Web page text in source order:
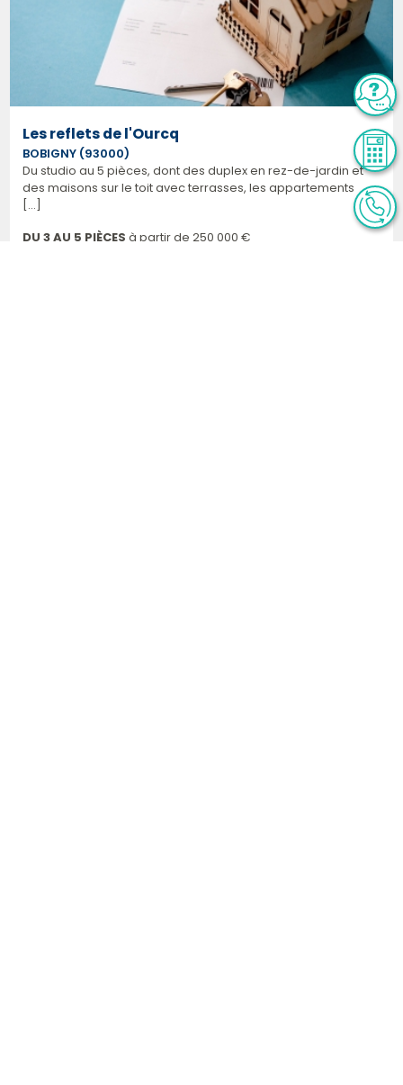
Les reflets de l'Ourcq
BOBIGNY (93000)
Du studio au 5 pièces, dont des duplex en rez-de-jardin et
des maisons sur le toit avec terrasses, les appartements
[...]
DU 3 AU 5 PIÈCES à partir de 250 000 €